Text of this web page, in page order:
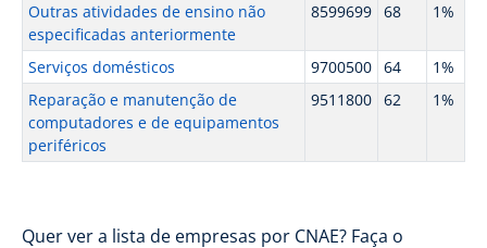
Outras atividades de ensino não
especificadas anteriormente
8599699 68 1%
Serviços domésticos 9700500 64
1%
Reparação e manutenção de
computadores e de equipamentos
periféricos
9511800 62 1%
Quer ver a lista de empresas por CNAE? Faça o